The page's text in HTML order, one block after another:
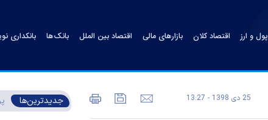
پول و ارز اقتصاد کلان بازارهای مالی اقتصاد بین الملل بانک‌ها بانکداری
25 دی 1398 - 13:27 جدیدترین‌ها